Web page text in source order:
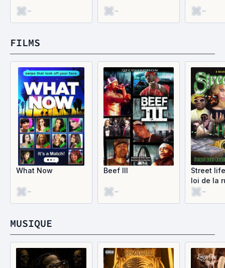
- - -
FILMS
What Now
-
Beef III
-
Street
loi de la
-
MUSIQUE